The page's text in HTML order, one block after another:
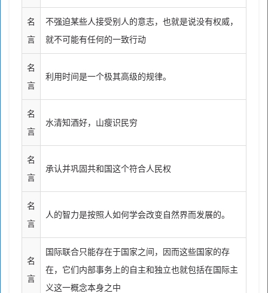
名
言
不强迫某些人接受别人的意志，也就是说没有权威，
就不可能有任何的一致行动
名
言
利用时间是一个极其高级的规律。
名
言
水清知酒好，山瘦识民穷
名
言
承认并巩固共和国这个符合人民权
名
言
人的智力是按照人如何学会改变自然界而发展的。
名
言
国际联合只能存在于国家之间，因而这些国家的存
在，它们内部事务上的自主和独立也就包括在国际主
义这一概念本身之中